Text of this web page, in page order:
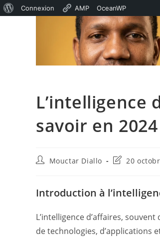
Connexion AMP OceanWP
L’intelligence
savoir en 2024
Auteur/autrice
publication :
Mouctar Diallo
Dernière
la
publication :
20
Introduction à
L’intelligence d’affaires,
de technologies, d’applications